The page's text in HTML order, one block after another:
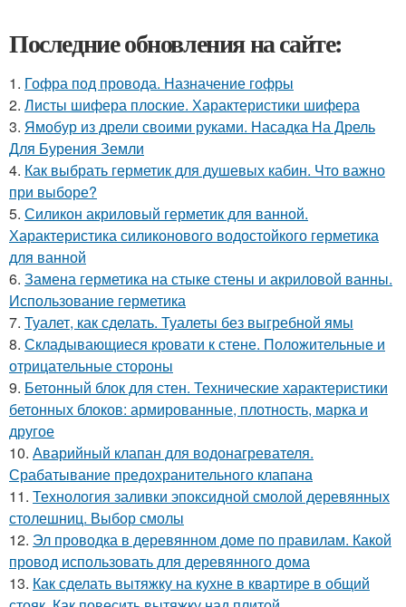
Последние обновления на сайте:
1. Гофра под провода. Назначение гофры
2. Листы шифера плоские. Характеристики шифера
3. Ямобур из дрели своими руками. Насадка На Дрель
Для Бурения Земли
4. Как выбрать герметик для душевых кабин. Что важно
при выборе?
5. Силикон акриловый герметик для ванной.
Характеристика силиконового водостойкого герметика
для ванной
6. Замена герметика на стыке стены и акриловой ванны.
Использование герметика
7. Туалет, как сделать. Туалеты без выгребной ямы
8. Складывающиеся кровати к стене. Положительные и
отрицательные стороны
9. Бетонный блок для стен. Технические характеристики
бетонных блоков: армированные, плотность, марка и
другое
10. Аварийный клапан для водонагревателя.
Срабатывание предохранительного клапана
11. Технология заливки эпоксидной смолой деревянных
столешниц. Выбор смолы
12. Эл проводка в деревянном доме по правилам. Какой
провод использовать для деревянного дома
13. Как сделать вытяжку на кухне в квартире в общий